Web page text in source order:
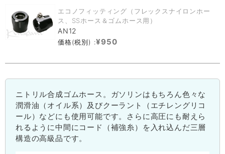
エコノフィッティング（フレックスナイロンホー
ス、SSホース＆ゴムホース用）
AN12
価格(税別) :¥950
ニトリル合成ゴムホース。ガソリンはもちろん色々な
潤滑油（オイル系）及びクーラント（エチレングリコ
ール）などにも使用可能です。さらに高圧にも耐えら
れるように中間にコード（補強糸）を入れ込んだ三層
構造の高級品です。